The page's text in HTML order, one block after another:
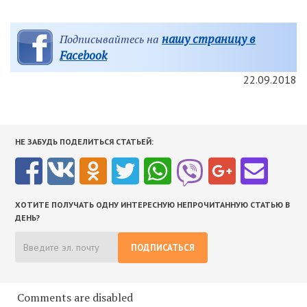
Подписывайтесь на нашу страницу в
Facebook
22.09.2018
НЕ ЗАБУДЬ ПОДЕЛИТЬСЯ СТАТЬЕЙ:
ХОТИТЕ ПОЛУЧАТЬ ОДНУ ИНТЕРЕСНУЮ НЕПРОЧИТАННУЮ СТАТЬЮ В
ДЕНЬ?
ПОДПИСАТЬСЯ
Comments are disabled